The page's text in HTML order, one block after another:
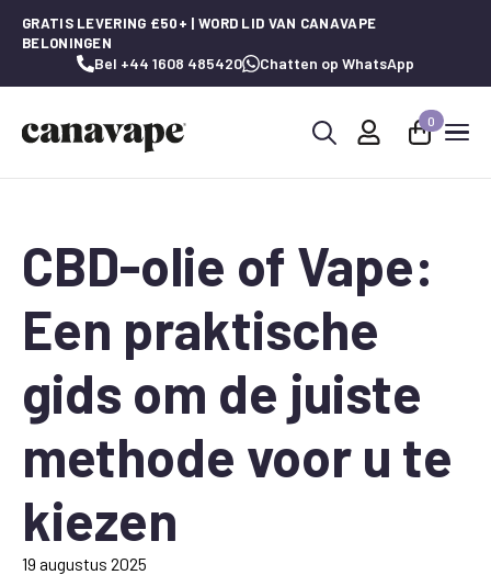
GRATIS LEVERING £50+ | WORD LID VAN CANAVAPE
BELONINGEN
Bel +44 1608 485420 Chatten op WhatsApp
0
CBD-olie of Vape:
Een praktische
gids om de juiste
methode voor u te
kiezen
19 augustus 2025